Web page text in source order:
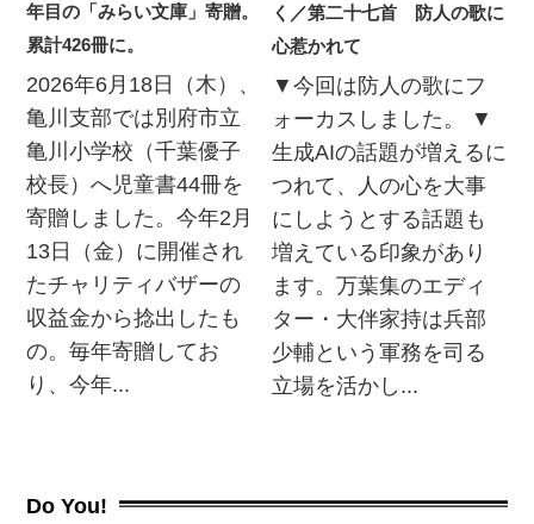
年目の「みらい文庫」寄贈。
累計426冊に。
2026年6月18日（木）、
亀川支部では別府市立
亀川小学校（千葉優子
校長）へ児童書44冊を
寄贈しました。今年2月
13日（金）に開催され
たチャリティバザーの
収益金から捻出したも
の。毎年寄贈してお
り、今年...
く／第二十七首 防人の歌に
心惹かれて
▼今回は防人の歌にフ
ォーカスしました。 ▼
生成AIの話題が増えるに
つれて、人の心を大事
にしようとする話題も
増えている印象があり
ます。万葉集のエディ
ター・大伴家持は兵部
少輔という軍務を司る
立場を活かし...
Do You!